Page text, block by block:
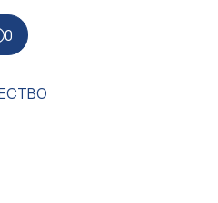
0